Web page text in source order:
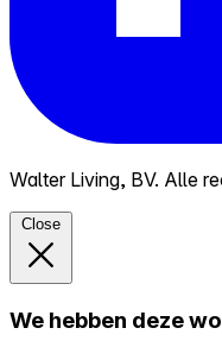
Walter Living, BV. Alle
Close
We hebben deze